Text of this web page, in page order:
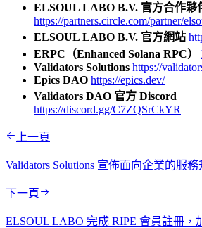
ELSOUL LABO B.V. 官方合作夥
https://partners.circle.com/partner/
ELSOUL LABO B.V. 官方網站
ERPC（Enhanced Solana RPC）
Validators Solutions https://
Epics DAO https://epics.dev/
Validators DAO 官方 Discord
https://discord.gg/C7ZQSrCkYR
上一頁
Validators Solutions 宣佈面向企業的服
下一頁
ELSOUL LABO 完成 RIPE 會員註冊，